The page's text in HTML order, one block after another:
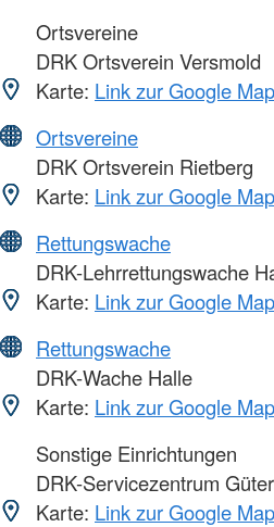
Ortsvereine
DRK Ortsverein Versmold
Karte: Link zur Google
Ortsvereine
DRK Ortsverein Rietberg
Karte: Link zur Google
Rettungswache
DRK-Lehrrettungswache
Karte: Link zur Google
Rettungswache
DRK-Wache Halle
Karte: Link zur Google
Sonstige Einrichtungen
DRK-Servicezentrum
Karte: Link zur Google